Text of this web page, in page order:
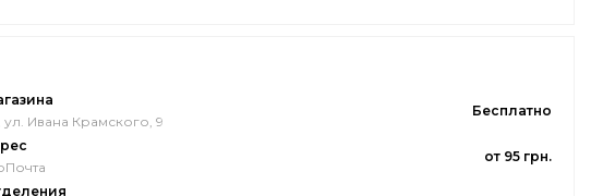
ул. Ивана Крамского, 9
Бесплатно
от 95 грн.